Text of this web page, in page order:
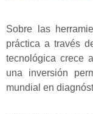
Sobre las
práctica a través
tecnológica crece
una inversión
mundial en